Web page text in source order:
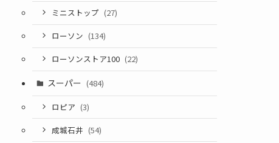
ミニストップ (27)
ローソン (134)
ローソンストア100 (22)
スーパー (484)
ロピア (3)
成城石井 (54)